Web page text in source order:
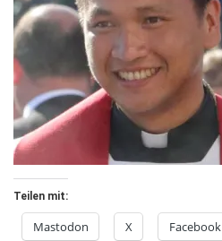
Teilen mit:
Mastodon X Facebook